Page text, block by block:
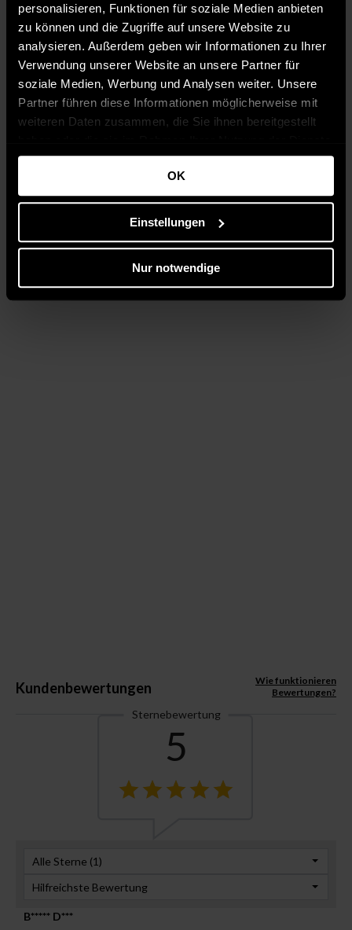
personalisieren, Funktionen für soziale Medien anbieten
zu können und die Zugriffe auf unsere Website zu
analysieren. Außerdem geben wir Informationen zu Ihrer
Verwendung unserer Website an unsere Partner für
soziale Medien, Werbung und Analysen weiter. Unsere
Partner führen diese Informationen möglicherweise mit
weiteren Daten zusammen, die Sie ihnen bereitgestellt
gesammelt haben.
OK
Einstellungen
Nur notwendige
Kundenbewertungen
Wie funktionieren
Bewertungen?
Sternebewertung
5
Alle Sterne (1)
Hilfreichste Bewertung
B***** D***